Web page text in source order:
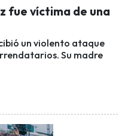
fue víctima de una
un violento ataque
Su madre